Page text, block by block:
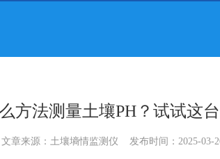
方法测量土壤PH？试试这
文章来源： 土壤墒情监测仪 发布时间：2025-03-